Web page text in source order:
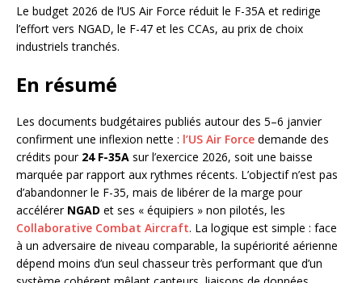
Le budget 2026 de l’US Air Force réduit le F-35A et redirige
l’effort vers NGAD, le F-47 et les CCAs, au prix de choix
industriels tranchés.
En résumé
Les documents budgétaires publiés autour des 5–6 janvier
confirment une inflexion nette : l’US Air Force demande des
crédits pour 24 F-35A sur l’exercice 2026, soit une baisse
marquée par rapport aux rythmes récents. L’objectif n’est pas
d’abandonner le F-35, mais de libérer de la marge pour
accélérer NGAD et ses « équipiers » non pilotés, les
Collaborative Combat Aircraft. La logique est simple : face
à un adversaire de niveau comparable, la supériorité aérienne
dépend moins d’un seul chasseur très performant que d’un